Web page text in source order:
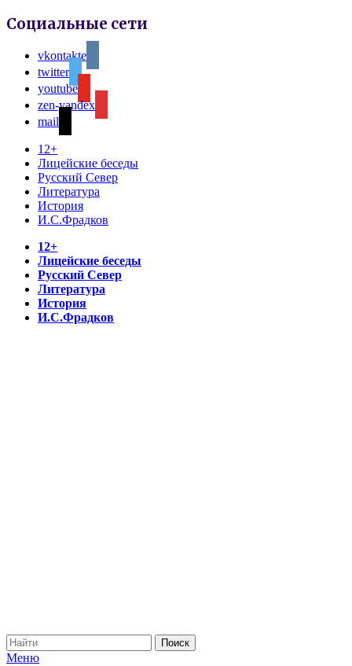
Социальные сети
vkontakte
twitter
youtube
zen-yandex
mail
12+
Лицейские беседы
Русский Север
Литература
История
И.С.Фрадков
12+
Лицейские беседы
Русский Север
Литература
История
И.С.Фрадков
Меню